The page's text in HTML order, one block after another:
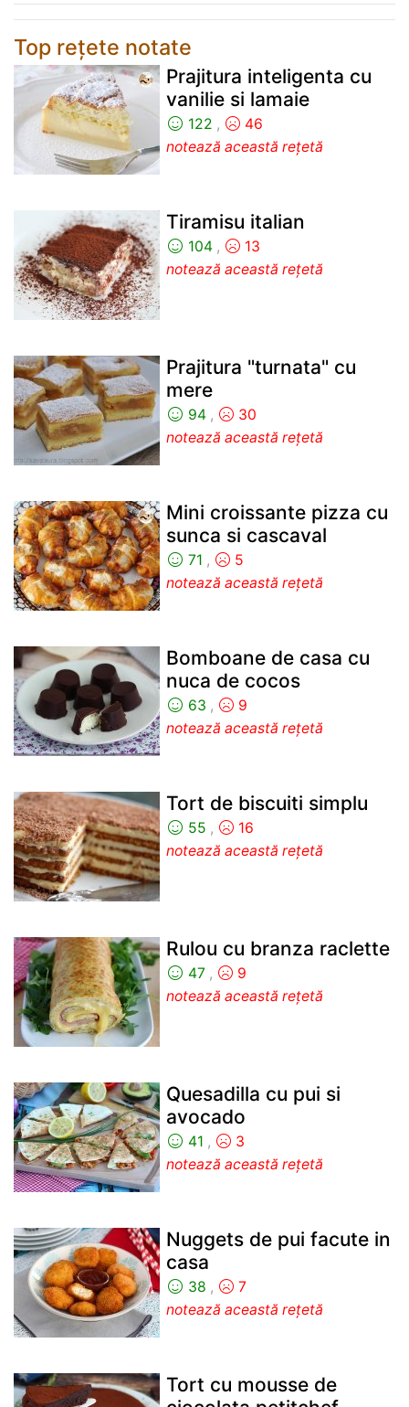
Top rețete notate
Prajitura inteligenta cu
vanilie si lamaie
122 ,
46
notează această rețetă
Tiramisu italian
104,
13
notează această rețetă
Prajitura "turnata" cu
mere
94,
30
notează această rețetă
Mini croissante pizza cu
sunca si cascaval
71 ,
5
notează această rețetă
Bomboane de casa cu
nuca de cocos
63 ,
9
notează această rețetă
Tort de biscuiti simplu
55 ,
16
notează această rețetă
Rulou cu branza raclette
47 ,
9
notează această rețetă
Quesadilla cu pui si
avocado
41 ,
3
notează această rețetă
Nuggets de pui facute in
casa
38 ,
7
notează această rețetă
Tort cu mousse de